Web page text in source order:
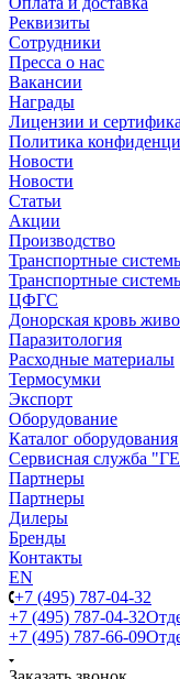
Реквизиты
Сотрудники
Пресса о нас
Вакансии
Награды
Лицензии и
Политика
Новости
Новости
Статьи
Акции
Производство
Транспортные
Транспортные
ЦФГС
Донорская кровь
Паразитология
Расходные материалы
Термосумки
Экспорт
Оборудование
Каталог оборудования
Сервисная служба
Партнеры
Партнеры
Дилеры
Бренды
Контакты
EN
+7 (495) 787-04-32
+7 (495) 787-04-32
+7 (495) 787-66-09